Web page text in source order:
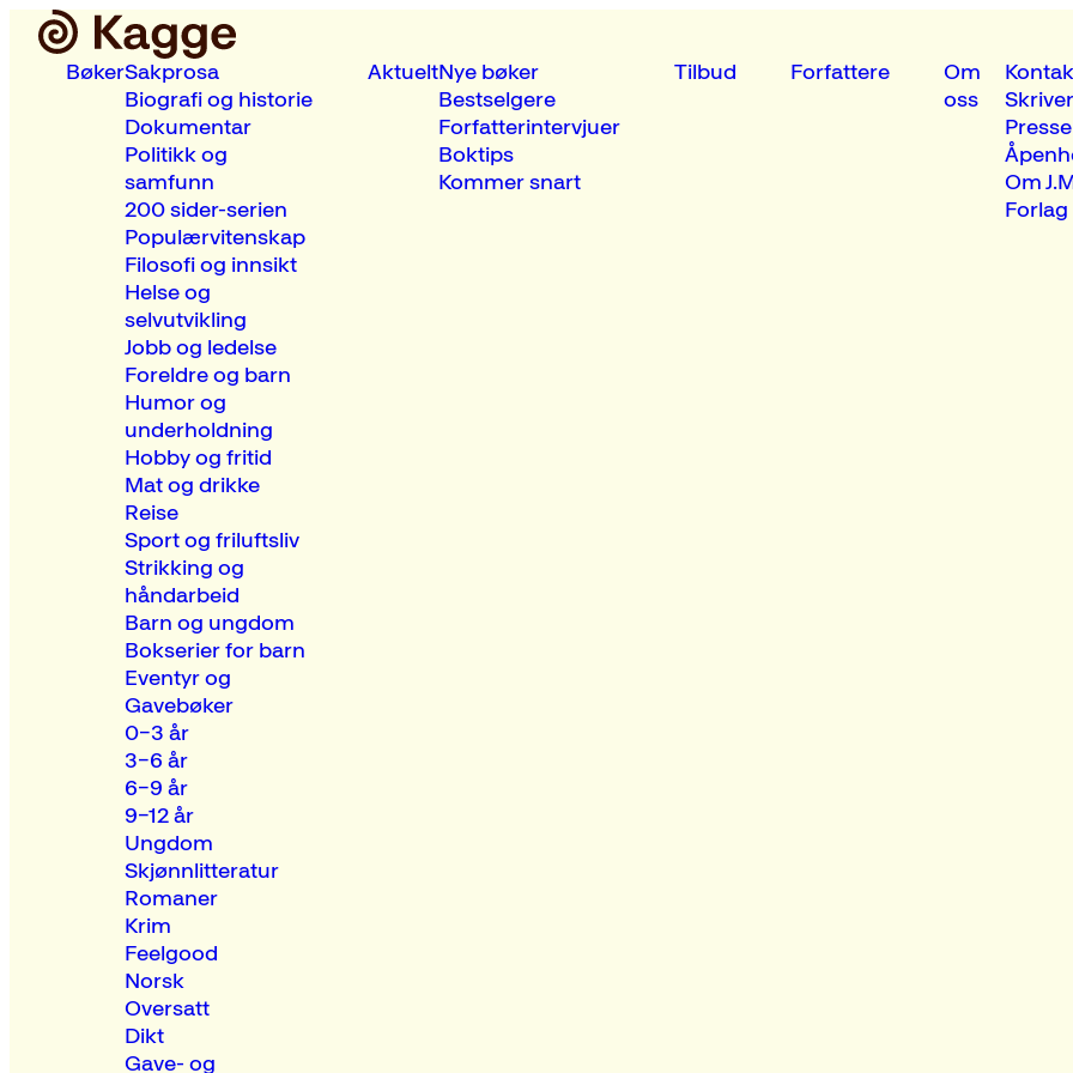
BøkerSakprosa
Biografi og historie
Dokumentar
Politikk og
samfunn
200 sider-serien
Populærvitenskap
Filosofi og innsikt
Helse og
selvutvikling
Jobb og ledelse
Foreldre og barn
Humor og
underholdning
Hobby og fritid
Mat og drikke
Reise
Sport og friluftsliv
Strikking og
håndarbeid
Barn og ungdom
Bokserier for barn
Eventyr og
Gavebøker
0–3 år
3–6 år
6–9 år
9–12 år
Ungdom
Skjønnlitteratur
Romaner
Krim
Feelgood
Norsk
Oversatt
Dikt
Gave- og
AktueltNye bøker
Bestselgere
Forfatterintervjuer
Boktips
Kommer snart
Tilbud Forfattere
Om
oss
Presse
Om
Forlag